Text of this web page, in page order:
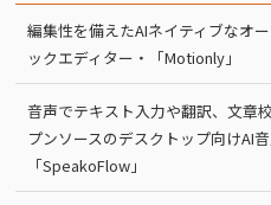
編集性を備えたAIネイティブなオ
ックエディター・「Motionly」
音声でテキスト入力や翻訳、文章
プンソースのデスクトップ向けAI
「SpeakoFlow」